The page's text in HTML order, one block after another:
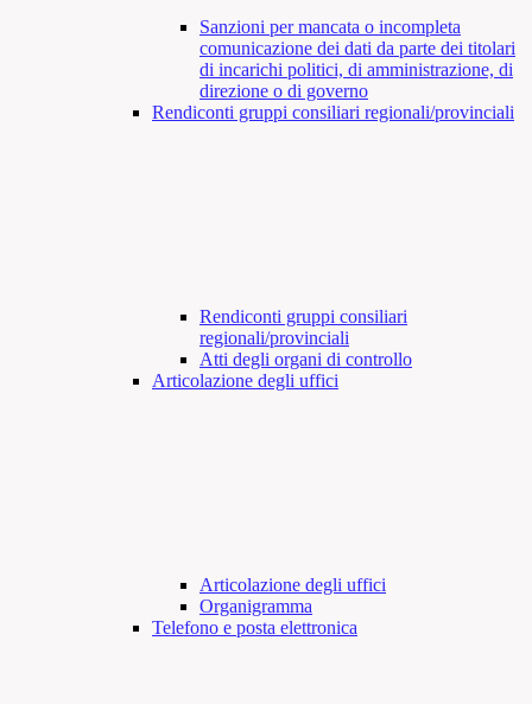
Sanzioni per mancata o incompleta
comunicazione dei dati da parte dei titolari
di incarichi politici, di amministrazione, di
direzione o di governo
Rendiconti gruppi consiliari regionali/provinciali
Rendiconti gruppi consiliari
regionali/provinciali
Atti degli organi di controllo
Articolazione degli uffici
Articolazione degli uffici
Organigramma
Telefono e posta elettronica